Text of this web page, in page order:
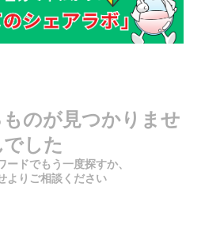
のが見つかりませ
でした
ードでもう一度探すか、
よりご相談ください